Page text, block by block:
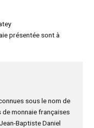
présentée sont à
sous le nom de
de monnaie françaises
Baptiste Daniel